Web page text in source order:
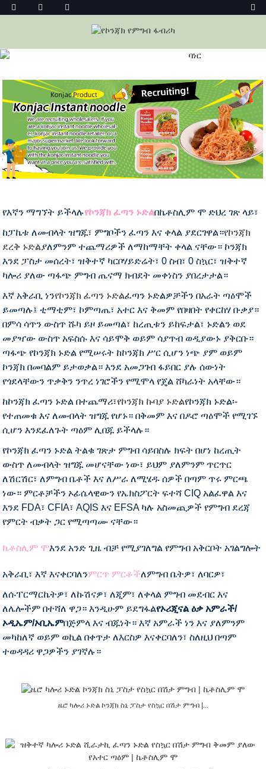
ኮንጃክ ኢንስታንት ኑድል
የእኛን ማግኘት ይችላሉየኮንጃክ ፈጣን ኑድልበኬቶስሊም ሞ ድህረ ገጽ ላይ፣
ከፓኬቱ ለመብላት ዝግጁ፣ ምግቦችን ፈጣን እና ቀላል ያደርገዋል።የኮንጃክ
ደረቅ ኑድልያለምንም ተጨማሪዎች ለማከማቸት ቀላል ናቸው። ኮንጃክ
እንደ ፓስታ መሰረት፣ ዝቅተኛ ካርቦሃይድሬት፣ 0 ስብ፣ 0 ስኳር፣ ዝቅተኛ
ካሎሪ ያለው ጣፋጭ ምግብ ጤናማ ክብደት መቀነስን ያበረታታል።
እኛ አቅራቢ ነንየኮንጃክ ፈጣን ኑድልፈጣን ኑድልዎቻችን በአራት ጣዕሞች
ይመጣሉ፤ ቲማቲም፣ ኮምጣጤ፣ አተር እና ቅመም የበዛበት የቀርከሃ ቡቃያ።
በምሳ ሳጥን ውስጥ ሹካ ይዞ ይመጣል፣ ከረጢቱን ይከፍታል፣ ኑድልን ወደ
መያዣው ውስጥ አፍስሱ እና ሳይሞቅ ወይም ሳያጥብ ወዲያውኑ ያቅርቡ።
ጣፋጭ የኮንጃክ ኑድል የሚሠሩት ከኮንጃክ ሥር ሲሆን ነጭ ያም ወይም
ኮንጃክ በመባልም ይታወቃል። እንደ አመጋገብ ፋይበር ያሉ ሰውነት
የጎደላቸውን ጥቃቅን ንጥረ ነገሮችን የሚሞላ የጄል ሸካራነት አላቸው።
ከኮንጃክ ፈጣን ኑድል በተጨማሪ፣የኮንጃክ ኩባያ ኑድልየኮንጃክ ኑድል፡-
የተጠመቁ እና ለመብላት ዝግጁ የሆኑ። በቅመም እና በዶሮ ጣዕሞች የሚገኙ
ሲሆን እንደፈለጉት ጣዕም ሊበጁ ይችላሉ።
የኮንጃክ ፈጣን ኑድል ትልቁ ገጽታ ምግብ ሳይበስሉ ክፍት በሆነ ከረጢት
ውስጥ ለመብላት ዝግጁ መሆናቸው ነው፣ ይህም ያለምንም ጥርጥር
ለሽርሽር፣ ለምግብ ቤቶች እና ለሥራ ለሚሄዱ ሰዎች በጣም ጥሩ ምርጫ
ነው። ምርቶቻችን ኦፊሴላዊውን የኤክስፖርት ፍተሻ CIQ አልፈዋል እና
እንደ FDA፣ CFIA፣ AQIS እና EFSA ካሉ አስመጪዎች የምግብ ደረጃ
የምርት ብቃት ጋር የሚጣጣሙ ናቸው።
ኬቶስሊም ሞእንደ አንድ ጊዜ ብቻ የሚያገለግል የምግብ አቅርቦት አገልግሎት
አቅራቢ፣ እኛ እናቀርባለንምርጥ ምርቶችለምግብ ቤትዎ፣ ለባርዎ፣
ለሱፐርማርኬትዎ፣ ለኩሽናዎ፣ ለጂም፣ ለቀላል ምግብ መደብር እና
ለሌሎችም በተሻለ ዋጋ። እንዲሁም ይደግፋልየኦሪጂናል ዕቃ አምራች/
ኦዲኤም/ኦቢኤምበጅምላ እና ብጁነት። እኛ አምራች ነን እና ያለምንም
መካከለኛ ወይም ወኪል በቀጥታ ለእርስዎ እናቀርባለን፣ ስለዚህ በጣም
ተወዳዳሪ ዋጋዎችን ያገኛሉ።
ዜሮ ካሎሪ ኑድል ኮንጃክ ስኒ ፓስታ የስኳር በሽታ ምግብ |...